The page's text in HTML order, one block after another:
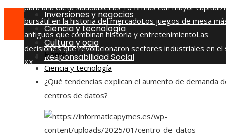
para una dieta saludableLas 10 firmas con mayor
bursátil en la historia del mercadoLos juegos de mesa
antiguos que combinan historia y entretenimientoLas
decisiones que revolucionaron sectores industriales en el
XX
jueves, agosto 6
Inversiones y negocios
Ciencia y tecnología
Cultura y ocio
Responsabilidad Social
Home
Ciencia y tecnología
¿Qué tendencias explican el aumento de demanda
centros de datos?